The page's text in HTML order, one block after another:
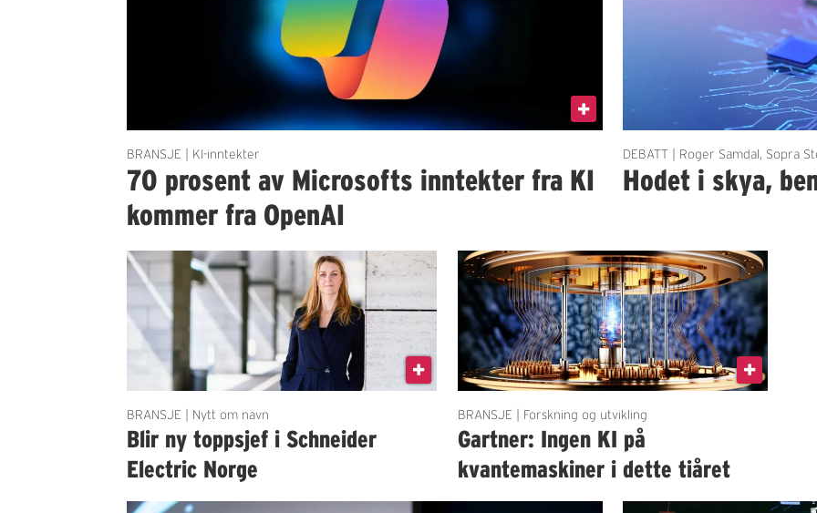
BRANSJE | KI-inntekter
70 prosent av Microsofts inntekter fra KI
kommer fra OpenAI
DEBATT | Roger Samdal, Sopra
Hodet i skya,
BRANSJE | Nytt om navn
Blir ny toppsjef i Schneider
Electric Norge
BRANSJE | Forskning og utvikling
Gartner: Ingen KI på
kvantemaskiner i dette tiåret